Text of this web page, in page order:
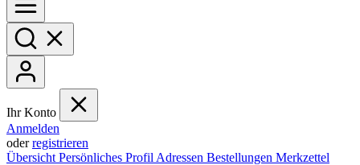
Ihr Konto
Anmelden
oderregistrieren
Übersicht Persönliches Profil Adressen Bestellungen Merkzettel